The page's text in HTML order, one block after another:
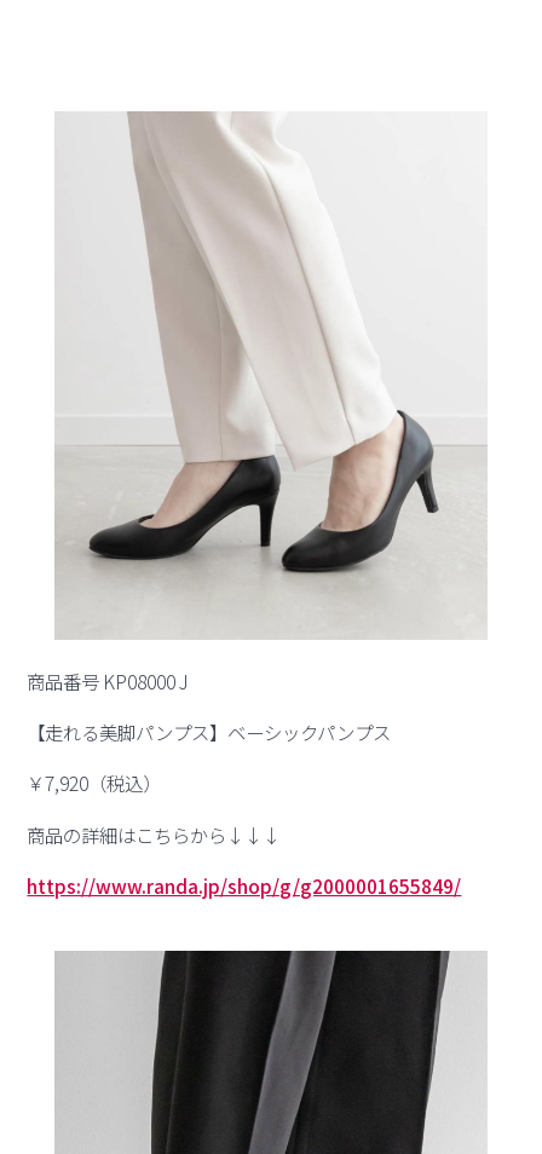
商品番号 KP08000 J
【走れる美脚パンプス】ベーシックパンプス
￥7,920（税込）
商品の詳細はこちらから↓↓↓
https://www.randa.jp/shop/g/g2000001655849/